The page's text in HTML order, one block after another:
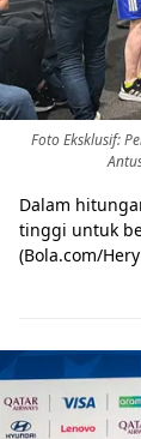
Foto Eksklusif:
Dalam
tinggi untuk
(Bola.com/